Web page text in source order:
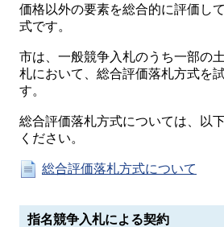
価格以外の要素を総合的に評価し
式です。
市は、一般競争入札のうち一部の
札において、総合評価落札方式を
す。
総合評価落札方式については、以
ください。
総合評価落札方式について
指名競争入札による契約